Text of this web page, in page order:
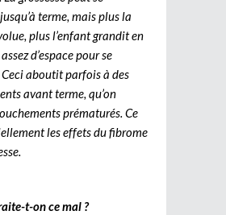
terme, mais plus la
plus l’enfant grandit en
d’espace pour se
aboutit parfois à des
avant terme, qu’on
prématurés. Ce
les effets du fibrome
t-on ce mal ?